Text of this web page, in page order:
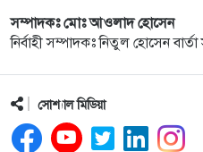
সম্পাদকঃ মোঃ আওলাদ হোসেন
নির্বাহী সম্পাদকঃ নিতুল হোসেন
সোশ্যাল মিডিয়া